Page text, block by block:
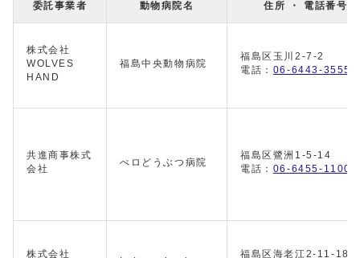
委託事業者 動物病院名 住所 ・ 電話番号
株式会社
WOLVES
HAND
福島中央動物病院
福島区玉川2-7-2
電話： 06-6443-3555
共進商事株式
会社
ぺロどうぶつ病院
福島区鷺洲1-5-14
電話： 06-6455-1100
株式会社 福島区海老江2-11-18